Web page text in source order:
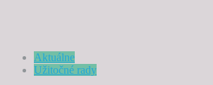
Aktuálne
Užitočné rady